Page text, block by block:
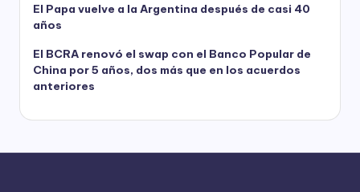
El Papa vuelve a la Argentina después de casi 40
años
El BCRA renovó el swap con el Banco Popular de
China por 5 años, dos más que en los acuerdos
anteriores